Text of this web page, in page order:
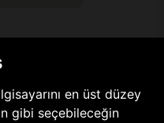
en üst düzey
gibi seçebileceğin